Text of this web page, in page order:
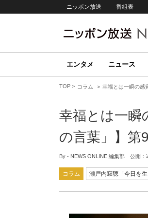
ニッポン放送 番組表
エンタメ ニュース
TOP コラム 幸福とは一瞬の感
幸福とは一
の言葉」】第
By - NEWS ONLINE 編集部 公開：
コラム 瀬戸内寂聴「今日を生